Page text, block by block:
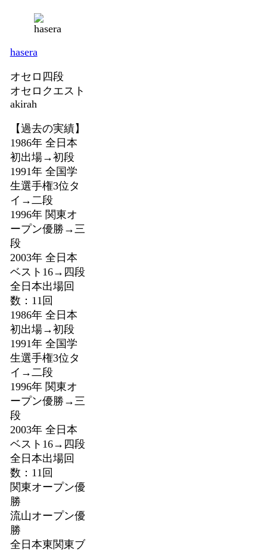
hasera
オセロ四段
オセロクエスト
akirah
【過去の実績】
1986年 全日本
初出場→初段
1991年 全国学
生選手権3位タ
イ→二段
1996年 関東オ
ープン優勝→三
段
2003年 全日本
ベスト16→四段
全日本出場回
数：11回
1986年 全日本
初出場→初段
1991年 全国学
生選手権3位タ
イ→二段
1996年 関東オ
ープン優勝→三
段
2003年 全日本
ベスト16→四段
全日本出場回
数：11回
関東オープン優
勝
流山オープン優
勝
全日本東関東ブ